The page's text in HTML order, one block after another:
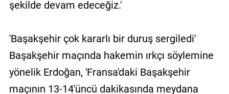
şekilde devam edeceğiz.'
'Başakşehir çok kararlı bir duruş sergiledi'
Başakşehir maçında hakemin ırkçı söylemine
yönelik Erdoğan, 'Fransa'daki Başakşehir
maçının 13-14'üncü dakikasında meydana